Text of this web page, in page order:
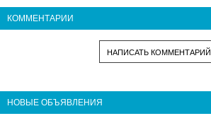
КОММЕНТАРИИ
НАПИСАТЬ КОММЕНТАРИЙ
НОВЫЕ ОБЪЯВЛЕНИЯ